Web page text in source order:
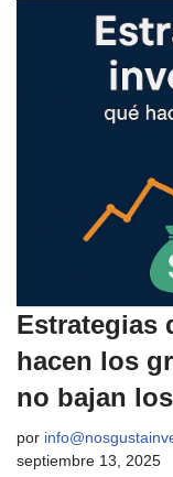
Estrategias
hacen los
no bajan
por
septiembre 13, 2025